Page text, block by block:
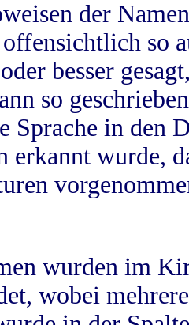
der
so
besser
so
Sprache in
erkannt wurde,
wurden im
wobei